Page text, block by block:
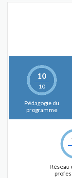
10
10
Pédagogie du
programme
Réseau